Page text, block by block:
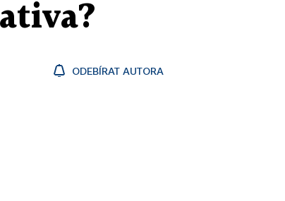
ODEBÍRAT AUTORA